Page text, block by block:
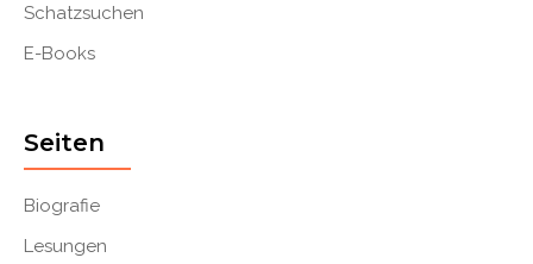
Schatzsuchen
E-Books
Seiten
Biografie
Lesungen